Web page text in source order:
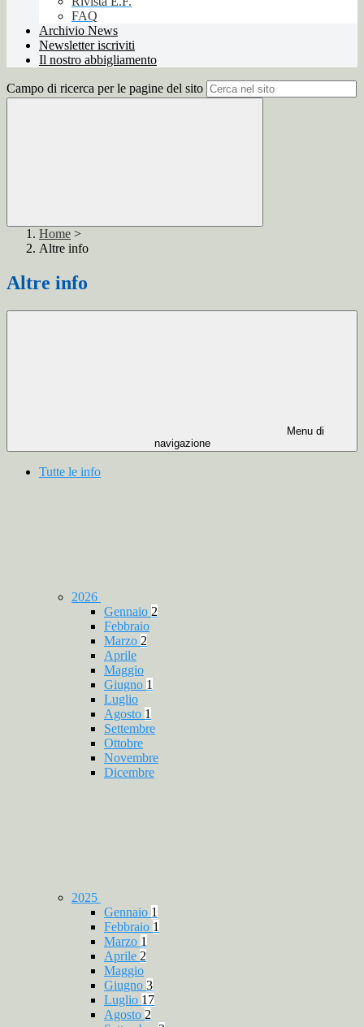
FAQ
Archivio News
Newsletter iscriviti
Il nostro abbigliamento
Campo di ricerca per le pagine del sito
Home >
Altre info
Altre info
Menu di
navigazione
Tutte le info
2026
Gennaio 2
Febbraio
Marzo 2
Aprile
Maggio
Giugno 1
Luglio
Agosto 1
Settembre
Ottobre
Novembre
Dicembre
2025
Gennaio 1
Febbraio 1
Marzo 1
Aprile 2
Maggio
Giugno 3
Luglio 17
Agosto 2